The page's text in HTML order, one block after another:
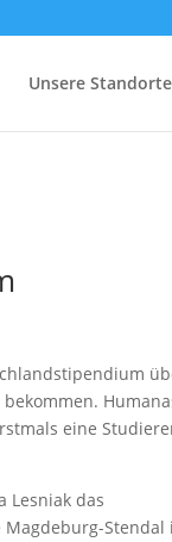
Unsere Standorte
eine
Lesniak das
Stendal